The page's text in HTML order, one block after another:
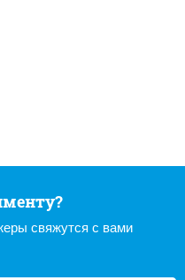
свяжутся с вами